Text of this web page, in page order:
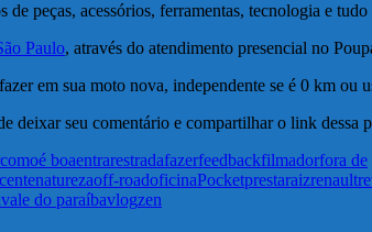
peças, acessórios, ferramentas, tecnologia e
Paulo, através do atendimento presencial no
em sua moto nova, independente se é 0 km ou
deixar seu comentário e compartilhar o link
comoé boaentrarestradafazerfeedbackfilmadorfora de
naturezaoff-roadoficinaPocketprestaraizrenault
vale do paraíbavlogzen